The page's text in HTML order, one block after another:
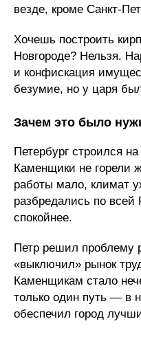
везде, кроме Санкт-
Хочешь построить
Новгороде? Нельзя.
и конфискация
безумие, но у царя
Зачем это было
Петербург строился
Каменщики не горели
работы мало, климат
разбредались по
спокойнее.
Петр решил проблему
«выключил» рынок
Каменщикам стало
только один путь — в
обеспечил город